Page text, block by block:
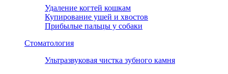
Удаление когтей кошкам
Купирование ушей и хвостов
Прибылые пальцы у собаки
Стоматология
Ультразвуковая чистка зубного камня